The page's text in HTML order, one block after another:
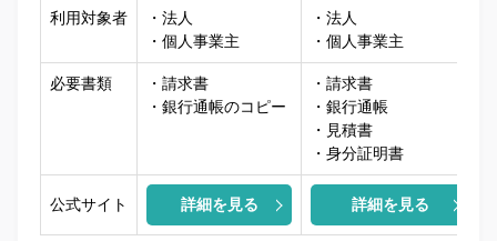
利用対象者
・法人
・個人事業主
・法人
・個人事業主
必要書類
・請求書
・銀行通帳のコピー
・請求書
・銀行通帳
・見積書
・身分証明書
公式サイト 詳細を見る 詳細を見る